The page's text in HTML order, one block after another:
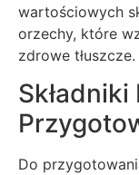
wartościowych
orzechy, które
zdrowe tłuszcze.
Do